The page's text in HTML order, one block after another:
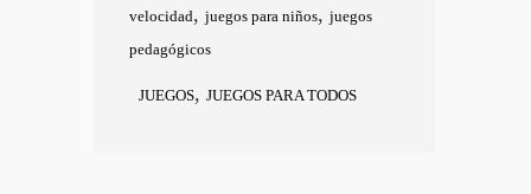
velocidad, juegos para niños, juegos
pedagógicos
JUEGOS, JUEGOS PARA TODOS